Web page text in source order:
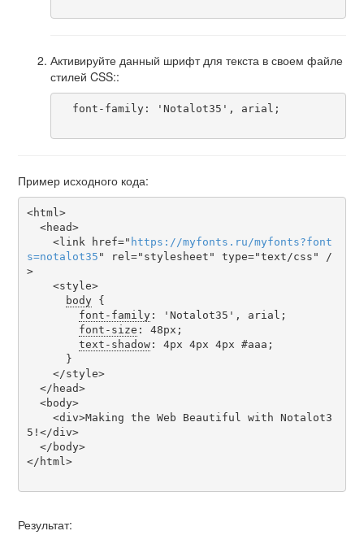
Активируйте данный шрифт для текста в своем файле
стилей CSS::
Пример исходного кода:
<html>
    <link href="
https ://myfonts . ru /myfonts?font
s=notalot35 " rel="stylesheet" type="text/css" /
>
body {
font-family: 'Notalot35', arial;
font-size : 48px;
text-shadow: 4px 4px 4px #aaa;
5!</div>
</html>
Результат: